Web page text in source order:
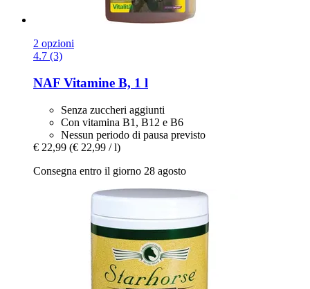
2 opzioni
4.7 (3)
NAF Vitamine B, 1 l
Senza zuccheri aggiunti
Con vitamina B1, B12 e B6
Nessun periodo di pausa previsto
€ 22,99 (€ 22,99 / l)
Consegna entro il giorno 28 agosto